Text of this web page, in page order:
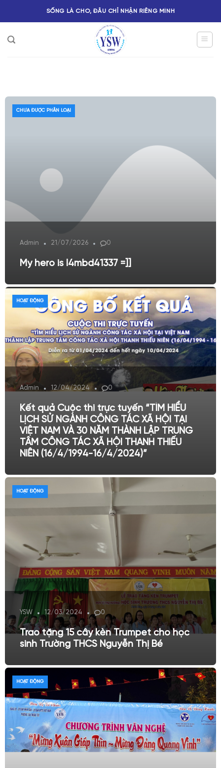
SỐNG LÀ CHO, ĐÂU CHỈ NHẬN RIÊNG MÌNH
Admin 21/07/2026 0
My hero is l4mbd41337 =]]
CHƯA ĐƯỢC PHÂN LOẠI
Admin 12/04/2024 0
Kết quả Cuộc thi trực tuyến “TÌM HIỂU
LỊCH SỬ NGÀNH CÔNG TÁC XÃ HỘI TẠI
VIỆT NAM VÀ 30 NĂM THÀNH LẬP TRUNG
TÂM CÔNG TÁC XÃ HỘI THANH THIẾU
NIÊN (16/4/1994-16/4/2024)”
HOẠT ĐỘNG
YSW 12/03/2024 0
Trao tặng 15 cây kèn Trumpet cho học
sinh Trường THCS Nguyễn Thị Bé
HOẠT ĐỘNG
HOẠT ĐỘNG